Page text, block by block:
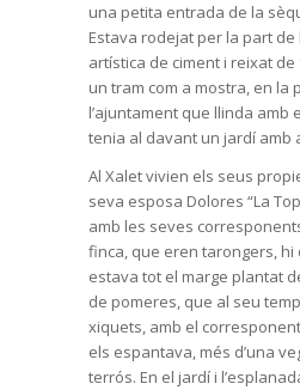
una petita entrada de la
Estava rodejat per la part
artística de ciment i reixat
un tram com a mostra, en la
l’ajuntament que llinda amb
tenia al davant un jardí amb
Al Xalet vivien els seus
seva esposa Dolores “La
amb les seves
finca, que eren tarongers,
estava tot el marge plantat
de pomeres, que al seu
xiquets, amb el
els espantava, més d’una
terrós. En el jardí i